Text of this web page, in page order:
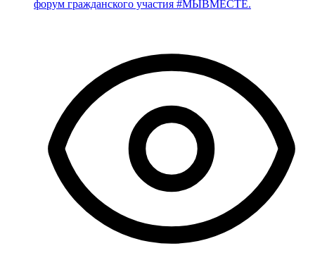
форум гражданского участия #МЫВМЕСТЕ.